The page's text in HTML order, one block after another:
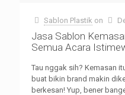
Sablon Plastik on
Jasa Sablon
Semua Acara
Tau nggak sih? Kemasan
buat bikin brand makin
berkesan! Yup, bener